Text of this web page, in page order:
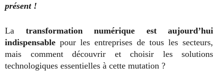
présent !
La transformation numérique est aujourd’hui
indispensable pour les entreprises de tous les secteurs,
mais comment découvrir et choisir les solutions
technologiques essentielles à cette mutation ?